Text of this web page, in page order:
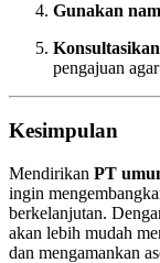
Gunakan
pengajuan
Kesimpulan
Mendirikan PT
ingin
berkelanjutan.
akan lebih mudah
dan mengamankan